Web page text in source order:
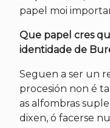
papel moi
Que papel cres
identidade de
Seguen a ser un
procesión non é
as alfombras
dixen, ó facerse